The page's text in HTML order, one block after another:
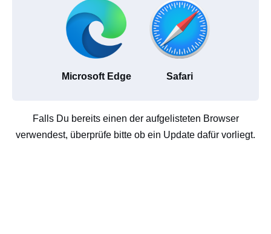
Microsoft Edge Safari
Falls Du bereits einen der aufgelisteten Browser
verwendest, überprüfe bitte ob ein Update dafür vorliegt.